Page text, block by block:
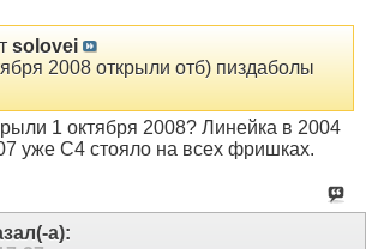
solovei
2008 открыли отб) пиздаболы
1 октября 2008? Линейка в 2004
уже С4 стояло на всех фришках.
а):